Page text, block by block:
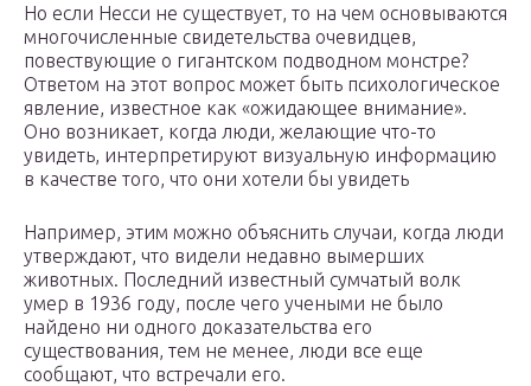
Но если Несси не существует, то на чем основываются
многочисленные свидетельства очевидцев,
повествующие о гигантском подводном монстре?
Ответом на этот вопрос может быть психологическое
явление, известное как «ожидающее внимание».
Оно возникает, когда люди, желающие что-то
увидеть, интерпретируют визуальную информацию
в качестве того, что они хотели бы увидеть
Например, этим можно объяснить случаи, когда люди
утверждают, что видели недавно вымерших
животных. Последний известный сумчатый волк
умер в 1936 году, после чего учеными не было
найдено ни одного доказательства его
существования, тем не менее, люди все еще
сообщают, что встречали его.